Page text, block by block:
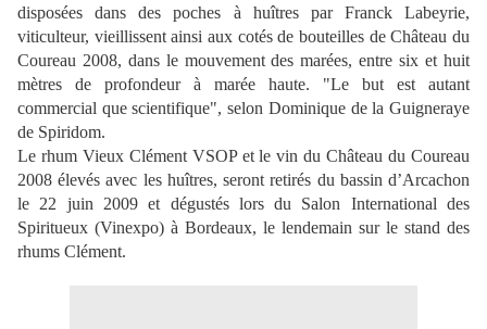
disposées dans des poches à huîtres par Franck Labeyrie,
viticulteur, vieillissent ainsi aux cotés de bouteilles de Château du
Coureau 2008, dans le mouvement des marées, entre six et huit
mètres de profondeur à marée haute. "Le but est autant
commercial que scientifique", selon Dominique de la Guigneraye
de Spiridom.
Le rhum Vieux Clément VSOP et le vin du Château du Coureau
2008 élevés avec les huîtres, seront retirés du bassin d’Arcachon
le 22 juin 2009 et dégustés lors du Salon International des
Spiritueux (Vinexpo) à Bordeaux, le lendemain sur le stand des
rhums Clément.